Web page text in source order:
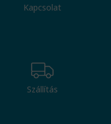
Kapcsolat
Szállítás